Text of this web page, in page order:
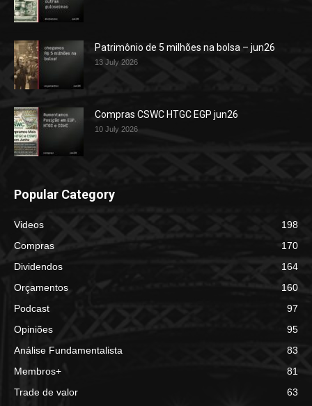
Patrimônio de 5 milhões na bolsa – jun26
13 July 2026
Compras CSWC HTGC EGP jun26
10 July 2026
Popular Category
Videos
198
Compras
170
Dividendos
164
Orçamentos
160
Podcast
97
Opiniões
95
Análise Fundamentalista
83
Membros+
81
Trade de valor
63